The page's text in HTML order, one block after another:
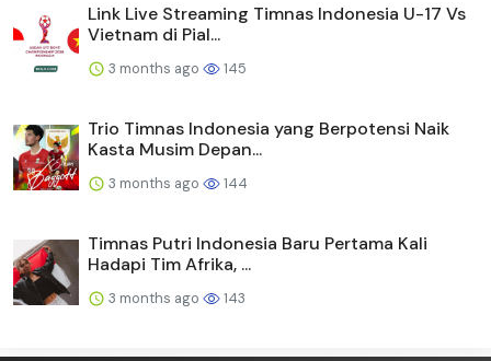
Link Live Streaming Timnas Indonesia U-17 Vs
Vietnam di Pial...
3 months ago 145
Trio Timnas Indonesia yang Berpotensi Naik
Kasta Musim Depan...
3 months ago 144
Timnas Putri Indonesia Baru Pertama Kali
Hadapi Tim Afrika, ...
3 months ago 143